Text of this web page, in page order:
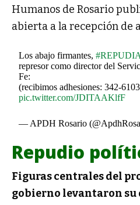
Humanos de Rosario
abierta a la recepción de
Los abajo firmantes,
represor como director del
Fe:
(recibimos adhesiones: 342-
pic.twitter.com/JDITAAKlfF
— APDH Rosario
Repudio
Figuras centrales del
gobierno levantaron su